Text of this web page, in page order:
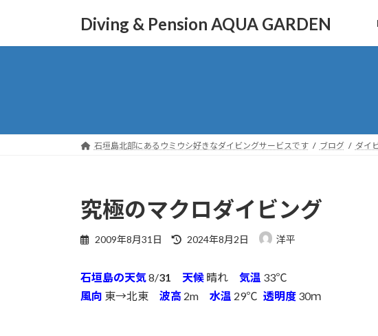
Diving & Pension AQUA GARDEN
石垣島北部にあるウミウシ好きなダイビングサービスです ブログ ダイ
究極のマクロダイビング
2009年8月31日
最
新
日
2024年8月2日 洋平
石垣島の天気8/31 天候 晴れ 気温 33℃
風向 東→北東 波高 2m 水温 29℃ 透明度 30ｍ